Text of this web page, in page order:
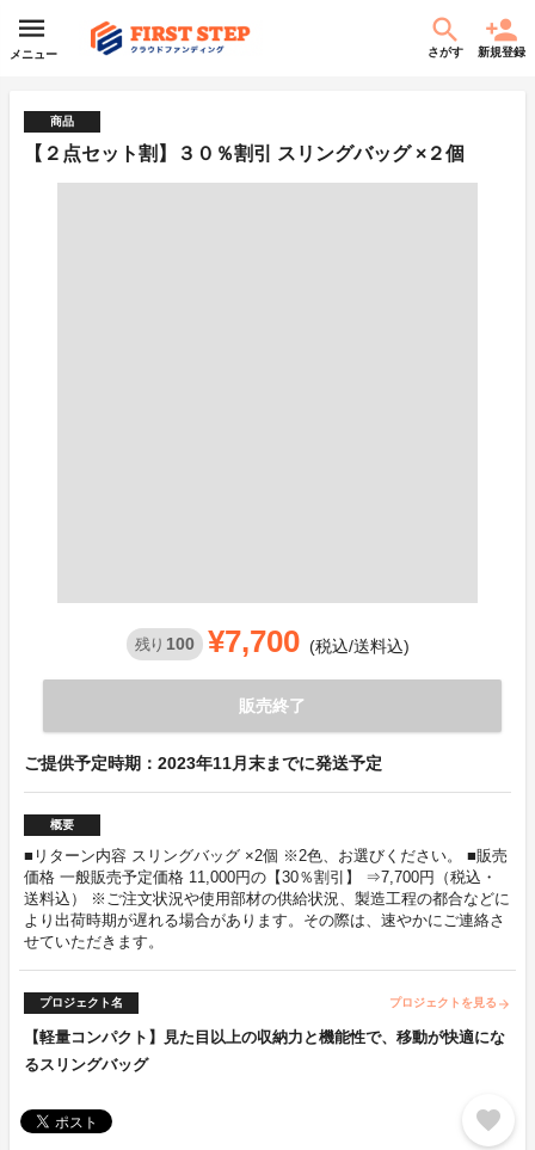
メニュー さがす 新規登録
商品
【２点セット割】３０％割引 スリングバッグ ×２個
残り 100 ¥7,700 (税込/送料込)
販売終了
ご提供予定時期：2023年11月末までに発送予定
概要
■リターン内容 スリングバッグ ×2個 ※2色、お選びください。 ■販売
価格 一般販売予定価格 11,000円の【30％割引】 ⇒7,700円（税込・
送料込） ※ご注文状況や使用部材の供給状況、製造工程の都合などに
より出荷時期が遅れる場合があります。その際は、速やかにご連絡さ
せていただきます。
プロジェクト名 プロジェクトを見る arrow_forward
【軽量コンパクト】見た目以上の収納力と機能性で、移動が快適にな
るスリングバッグ
favorite